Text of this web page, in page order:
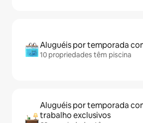
Aluguéis por temporada
10 propriedades têm piscina
Aluguéis por temporada
trabalho exclusivos